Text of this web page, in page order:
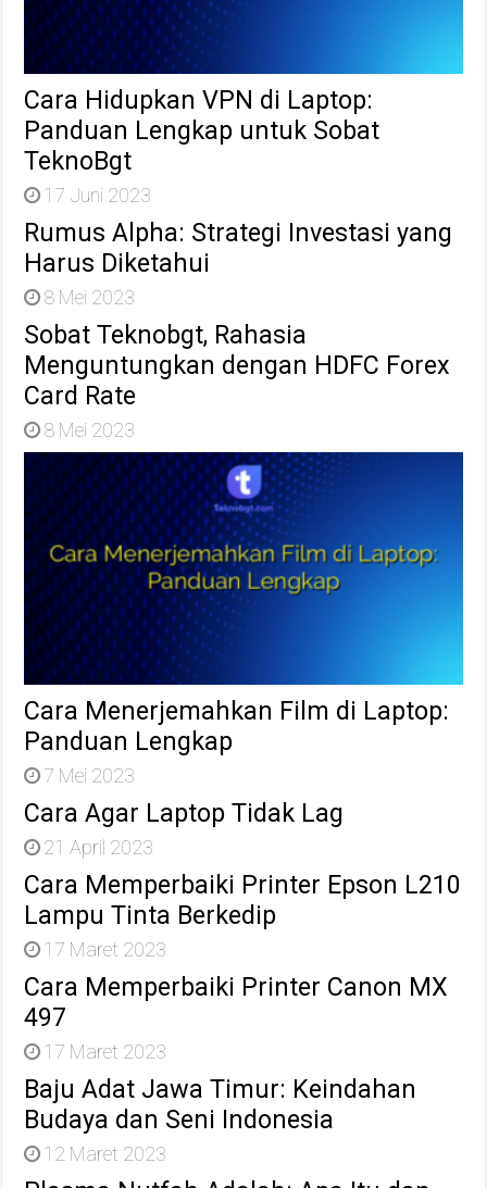
Cara Hidupkan VPN di Laptop:
Panduan Lengkap untuk Sobat
TeknoBgt
17 Juni 2023
Rumus Alpha: Strategi Investasi yang
Harus Diketahui
8 Mei 2023
Sobat Teknobgt, Rahasia
Menguntungkan dengan HDFC Forex
Card Rate
8 Mei 2023
Cara Menerjemahkan Film di Laptop:
Panduan Lengkap
7 Mei 2023
Cara Agar Laptop Tidak Lag
21 April 2023
Cara Memperbaiki Printer Epson L210
Lampu Tinta Berkedip
17 Maret 2023
Cara Memperbaiki Printer Canon MX
497
17 Maret 2023
Baju Adat Jawa Timur: Keindahan
Budaya dan Seni Indonesia
12 Maret 2023